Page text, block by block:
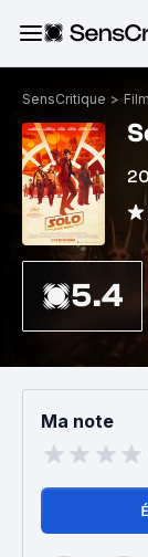
SensCritique >
5.4
Ma note